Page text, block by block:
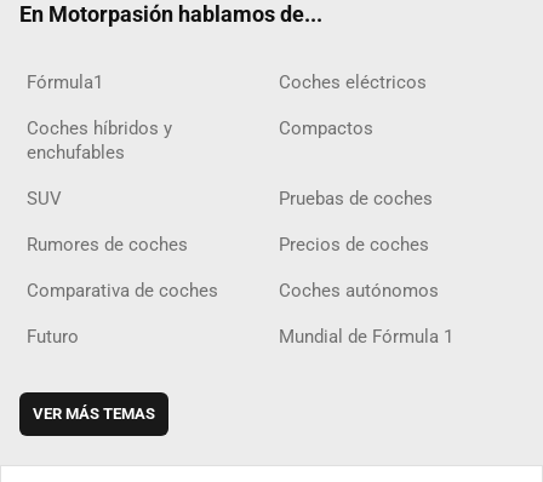
En Motorpasión hablamos de...
Fórmula1 Coches eléctricos
Coches híbridos y
enchufables
Compactos
SUV Pruebas de coches
Rumores de coches Precios de coches
Comparativa de coches Coches autónomos
Futuro Mundial de Fórmula 1
VER MÁS TEMAS